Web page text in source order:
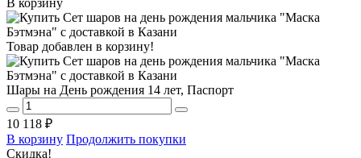
Товар добавлен в корзину!
Шары на День рождения 14 лет, Паспорт
10 118 ₽
В корзину Продолжить покупки
Скидка!